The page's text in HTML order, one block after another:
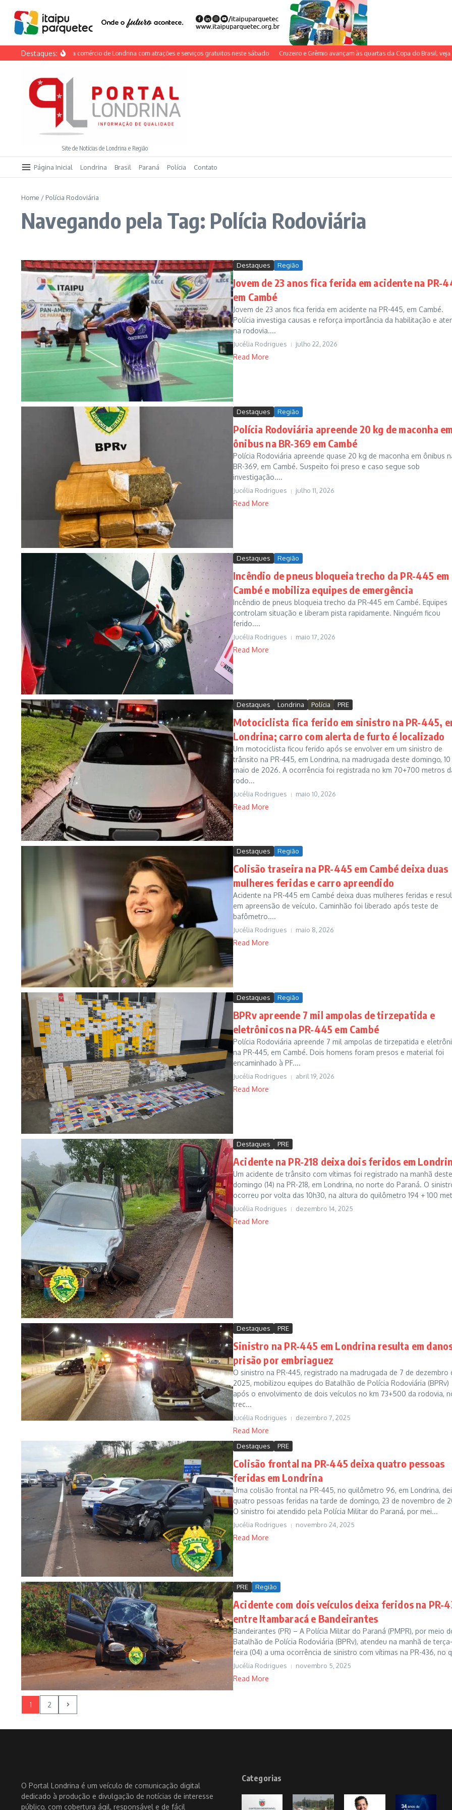
Ir para o conteúdo
Destaques:
Calçadão anima comércio de Londrina com atrações e serviços gratuitos neste sábado Cruzeiro e Grêmio avançam às quartas da Copa do Brasil; veja
Site de Notícias de Londrina e Região
Página Inicial Londrina Brasil Paraná Polícia Contato
Home / Polícia Rodoviária
Navegando pela Tag: Polícia Rodoviária
Destaques Região
Jovem de 23 anos fica ferida em acidente na PR-
em Cambé
Jovem de 23 anos fica ferida em acidente na PR-445, em Cambé.
Polícia investiga causas e reforça importância da habilitação e
na rodovia....
Jucélia Rodrigues julho 22, 2026
Read More
Destaques Região
Polícia Rodoviária apreende 20 kg de maconha
ônibus na BR-369 em Cambé
Polícia Rodoviária apreende quase 20 kg de maconha em ônibus
BR-369, em Cambé. Suspeito foi preso e caso segue sob
investigação....
Jucélia Rodrigues julho 11, 2026
Read More
Destaques Região
Incêndio de pneus bloqueia trecho da PR-445 em
Cambé e mobiliza equipes de emergência
Incêndio de pneus bloqueia trecho da PR-445 em Cambé. Equipes
controlam situação e liberam pista rapidamente. Ninguém ficou
ferido....
Jucélia Rodrigues maio 17, 2026
Read More
Destaques Londrina Polícia PRE
Motociclista fica ferido em sinistro na PR-445,
Londrina; carro com alerta de furto é localizado
Um motociclista ficou ferido após se envolver em um sinistro de
trânsito na PR-445, em Londrina, na madrugada deste domingo, 10
maio de 2026. A ocorrência foi registrada no km 70+700 metros
rodo...
Jucélia Rodrigues maio 10, 2026
Read More
Destaques Região
Colisão traseira na PR-445 em Cambé deixa duas
mulheres feridas e carro apreendido
Acidente na PR-445 em Cambé deixa duas mulheres feridas e
em apreensão de veículo. Caminhão foi liberado após teste de
bafômetro....
Jucélia Rodrigues maio 8, 2026
Read More
Destaques Região
BPRv apreende 7 mil ampolas de tirzepatida e
eletrônicos na PR-445 em Cambé
Polícia Rodoviária apreende 7 mil ampolas de tirzepatida e
na PR-445, em Cambé. Dois homens foram presos e material foi
encaminhado à PF....
Jucélia Rodrigues abril 19, 2026
Read More
Destaques PRE
Acidente na PR-218 deixa dois feridos em
Um acidente de trânsito com vítimas foi registrado na manhã deste
domingo (14) na PR-218, em Londrina, no norte do Paraná. O
ocorreu por volta das 10h30, na altura do quilômetro 194 + 100
Jucélia Rodrigues dezembro 14, 2025
Read More
Destaques PRE
Sinistro na PR-445 em Londrina resulta em
prisão por embriaguez
O sinistro na PR-445, registrado na madrugada de 7 de dezembro
2025, mobilizou equipes do Batalhão de Polícia Rodoviária (BPRv)
após o envolvimento de dois veículos no km 73+500 da rodovia,
trec...
Jucélia Rodrigues dezembro 7, 2025
Read More
Destaques PRE
Colisão frontal na PR-445 deixa quatro pessoas
feridas em Londrina
Uma colisão frontal na PR-445, no quilômetro 96, em Londrina,
quatro pessoas feridas na tarde de domingo, 23 de novembro de
O sinistro foi atendido pela Polícia Militar do Paraná, por mei...
Jucélia Rodrigues novembro 24, 2025
Read More
PRE Região
Acidente com dois veículos deixa feridos na PR-
entre Itambaracá e Bandeirantes
Bandeirantes (PR) – A Polícia Militar do Paraná (PMPR), por meio
Batalhão de Polícia Rodoviária (BPRv), atendeu na manhã de terça-
feira (04) a uma ocorrência de sinistro com vítimas na PR-436, no
Jucélia Rodrigues novembro 5, 2025
Read More
1 2
O Portal Londrina é um veículo de comunicação digital
dedicado à produção e divulgação de notícias de interesse
público, com cobertura ágil, responsável e de fácil
Categorias